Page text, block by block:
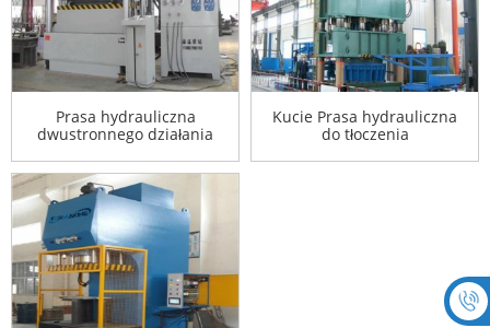
Prasa hydrauliczna
dwustronnego działania
Kucie Prasa hydrauliczna
do tłoczenia